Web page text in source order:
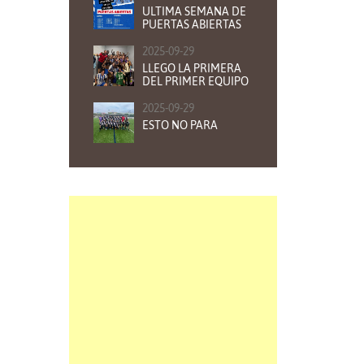
ULTIMA SEMANA DE
PUERTAS ABIERTAS
2025-09-29
LLEGO LA PRIMERA
DEL PRIMER EQUIPO
2025-09-29
ESTO NO PARA